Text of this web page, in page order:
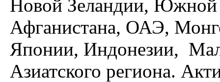
Новой Зеландии, Южной
Афганистана, ОАЭ,
Японии, Индонезии,
Азиатского региона.